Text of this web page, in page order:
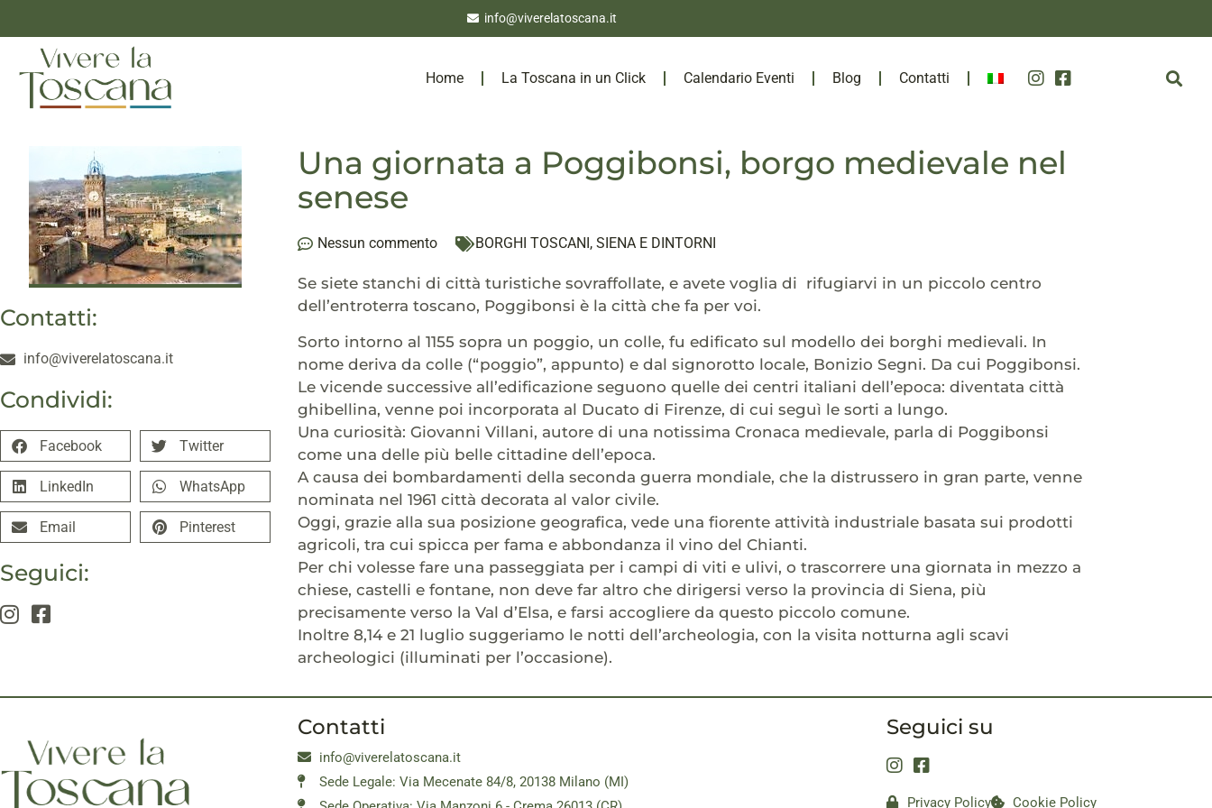
info@viverelatoscana.it
Home La Toscana in un Click Calendario Eventi Blog Contatti
Contatti:
info@viverelatoscana.it
Condividi:
Facebook Twitter
LinkedIn WhatsApp
Email Pinterest
Seguici:
Una giornata a Poggibonsi, borgo medievale nel
senese
Nessun commento BORGHI TOSCANI , SIENA E DINTORNI
Se siete stanchi di città turistiche sovraffollate, e avete voglia di rifugiarvi in un piccolo centro
dell’entroterra toscano, Poggibonsi è la città che fa per voi.
Sorto intorno al 1155 sopra un poggio, un colle, fu edificato sul modello dei borghi medievali. In
nome deriva da colle (“poggio”, appunto) e dal signorotto locale, Bonizio Segni. Da cui Poggibonsi.
Le vicende successive all’edificazione seguono quelle dei centri italiani dell’epoca: diventata città
ghibellina, venne poi incorporata al Ducato di Firenze, di cui seguì le sorti a lungo.
Una curiosità: Giovanni Villani, autore di una notissima Cronaca medievale, parla di Poggibonsi
come una delle più belle cittadine dell’epoca.
A causa dei bombardamenti della seconda guerra mondiale, che la distrussero in gran parte, venne
nominata nel 1961 città decorata al valor civile.
Oggi, grazie alla sua posizione geografica, vede una fiorente attività industriale basata sui prodotti
agricoli, tra cui spicca per fama e abbondanza il vino del Chianti.
Per chi volesse fare una passeggiata per i campi di viti e ulivi, o trascorrere una giornata in mezzo a
chiese, castelli e fontane, non deve far altro che dirigersi verso la provincia di Siena, più
precisamente verso la Val d’Elsa, e farsi accogliere da questo piccolo comune.
Inoltre 8,14 e 21 luglio suggeriamo le notti dell’archeologia, con la visita notturna agli scavi
archeologici (illuminati per l’occasione).
Contatti
info@viverelatoscana.it
Sede Legale: Via Mecenate 84/8, 20138 Milano (MI)
Seguici su
Privacy Policy Cookie Policy